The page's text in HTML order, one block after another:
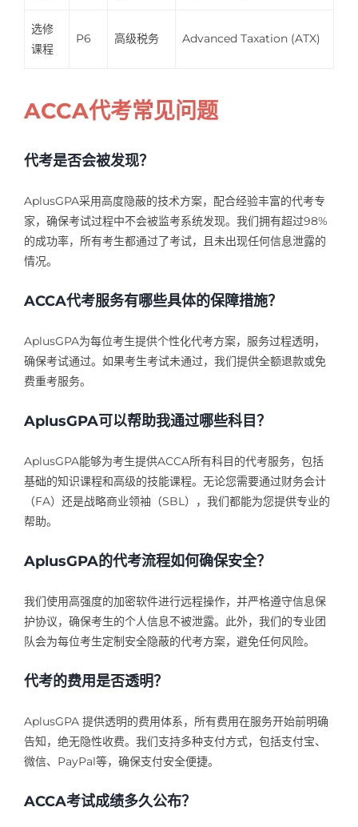
选修
课程
P6 高级税务 Advanced Taxation (ATX)
ACCA代考常见问题
代考是否会被发现？
AplusGPA采用高度隐蔽的技术方案，配合经验丰富的代考专
家，确保考试过程中不会被监考系统发现。我们拥有超过98%
的成功率，所有考生都通过了考试，且未出现任何信息泄露的
情况。
ACCA代考服务有哪些具体的保障措施？
AplusGPA为每位考生提供个性化代考方案，服务过程透明，
确保考试通过。如果考生考试未通过，我们提供全额退款或免
费重考服务。
AplusGPA可以帮助我通过哪些科目？
AplusGPA能够为考生提供ACCA所有科目的代考服务，包括
基础的知识课程和高级的技能课程。无论您需要通过财务会计
（FA）还是战略商业领袖（SBL），我们都能为您提供专业的
帮助。
AplusGPA的代考流程如何确保安全？
我们使用高强度的加密软件进行远程操作，并严格遵守信息保
护协议，确保考生的个人信息不被泄露。此外，我们的专业团
队会为每位考生定制安全隐蔽的代考方案，避免任何风险。
代考的费用是否透明？
AplusGPA 提供透明的费用体系，所有费用在服务开始前明确
告知，绝无隐性收费。我们支持多种支付方式，包括支付宝、
微信、PayPal等，确保支付安全便捷。
ACCA考试成绩多久公布？